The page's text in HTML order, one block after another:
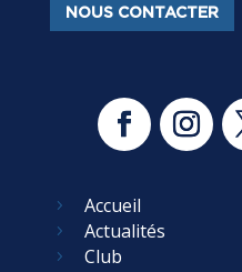
NOUS CONTACTER
5 Accueil
5 Actualités
5 Club